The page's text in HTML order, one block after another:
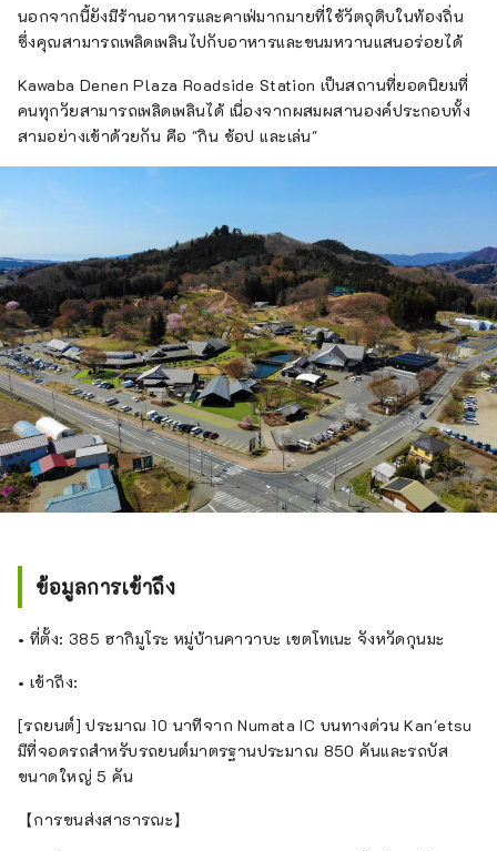
โตเกียวได้ภายในเวลาประมาณหนึ่งชั่วโมงโดยนั่ง
ชินคันเซ็น ดังนั้นคุณจึงสามารถเพลิดเพลินกับการ
ดื่มด่ำกับมนต์เสน่ห์ของกุนมะได้มากขึ้นด้วยการ
พักอยู่หลายวัน
นอกจากนี้ยังมีร้านอาหารและคาเฟ่มากมายที่ใช้วัตถุดิบในท้องถิ่น
ซึ่งคุณสามารถเพลิดเพลินไปกับอาหารและขนมหวานแสนอร่อยได้
Kawaba Denen Plaza Roadside Station เป็นสถานที่ยอดนิยมที่
คนทุกวัยสามารถเพลิดเพลินได้ เนื่องจากผสมผสานองค์ประกอบทั้ง
สามอย่างเข้าด้วยกัน คือ "กิน ช้อป และเล่น"
ข้อมูลการเข้าถึง
• ที่ตั้ง: 385 ฮากิมูโระ หมู่บ้านคาวาบะ เขตโทเนะ จังหวัดกุนมะ
• เข้าถึง:
[รถยนต์] ประมาณ 10 นาทีจาก Numata IC บนทางด่วน Kan'etsu
มีที่จอดรถสำหรับรถยนต์มาตรฐานประมาณ 850 คันและรถบัส
ขนาดใหญ่ 5 คัน
【การขนส่งสาธารณะ】